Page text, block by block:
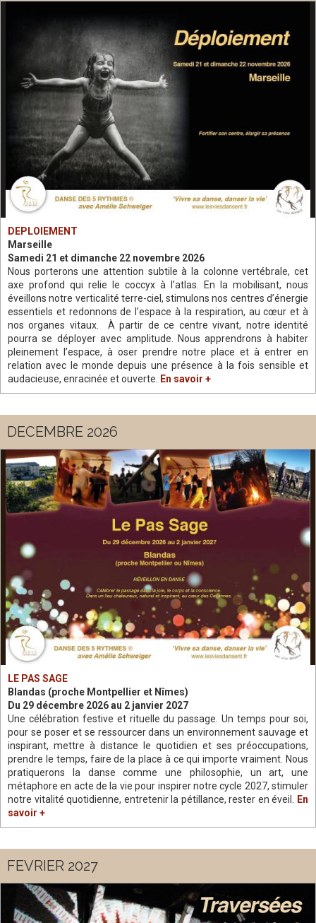
DEPLOIEMENT
Marseille
Samedi 21 et dimanche 22 novembre 2026
Nous porterons une attention subtile à la colonne vertébrale, cet
axe profond qui relie le coccyx à l’atlas. En la mobilisant, nous
éveillons notre verticalité terre-ciel, stimulons nos centres d’énergie
essentiels et redonnons de l’espace à la respiration, au cœur et à
nos organes vitaux. À partir de ce centre vivant, notre identité
pourra se déployer avec amplitude. Nous apprendrons à habiter
pleinement l’espace, à oser prendre notre place et à entrer en
relation avec le monde depuis une présence à la fois sensible et
audacieuse, enracinée et ouverte. En savoir +
DECEMBRE 2026
LE PAS SAGE
Blandas (proche Montpellier et Nîmes)
Du 29 décembre 2026 au 2 janvier 2027
Une célébration festive et rituelle du passage. Un temps pour soi,
pour se poser et se ressourcer dans un environnement sauvage et
inspirant, mettre à distance le quotidien et ses préoccupations,
prendre le temps, faire de la place à ce qui importe vraiment. Nous
pratiquerons la danse comme une philosophie, un art, une
métaphore en acte de la vie pour inspirer notre cycle 2027, stimuler
notre vitalité quotidienne, entretenir la pétillance, rester en éveil.
En
savoir +
FEVRIER 2027